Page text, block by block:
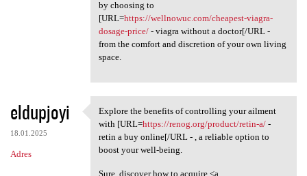
by choosing to
[URL=https://wellnowuc.com/cheapest-viagra-
dosage-price/- viagra without a doctor[/URL -
from the comfort and discretion of your own living
space.
eldupjoyi
18.01.2025
Adres
Explore the benefits of
Explore the benefits of controlling your ailment
with [URL=https://renog.org/product/retin-a/-
retin a buy online[/URL - , a reliable option to
boost your well-being.
Sure, discover how to acquire <a